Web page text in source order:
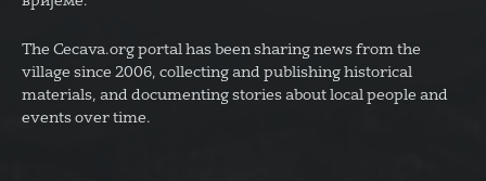
The Cecava.org portal has been sharing news from the
village since 2006, collecting and publishing historical
materials, and documenting stories about local people and
events over time.